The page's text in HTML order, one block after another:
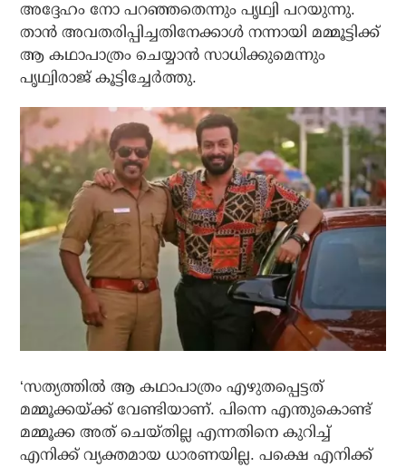
അദ്ദേഹം നോ പറഞ്ഞതെന്നും പൃഥ്വി പറയുന്നു.
താൻ അവതരിപ്പിച്ചതിനേക്കാൾ നന്നായി മമ്മൂട്ടിക്ക്
ആ കഥാപാത്രം ചെയ്യാൻ സാധിക്കുമെന്നും
പൃഥ്വിരാജ് കൂട്ടിച്ചേർത്തു.
‘സത്യത്തിൽ ആ കഥാപാത്രം എഴുതപ്പെട്ടത്
മമ്മൂക്കയ്ക്ക് വേണ്ടിയാണ്. പിന്നെ എന്തുകൊണ്ട്
മമ്മൂക്ക അത് ചെയ്തില്ല എന്നതിനെ കുറിച്ച്
എനിക്ക് വ്യക്തമായ ധാരണയില്ല. പക്ഷെ എനിക്ക്